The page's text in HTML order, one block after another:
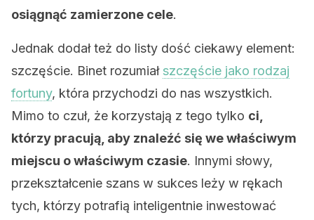
osiągnąć zamierzone cele.
Jednak dodał też do listy dość ciekawy element:
szczęście. Binet rozumiał szczęście jako rodzaj
fortuny, która przychodzi do nas wszystkich.
Mimo to czuł, że korzystają z tego tylko ci,
którzy pracują, aby znaleźć się we właściwym
miejscu o właściwym czasie. Innymi słowy,
przekształcenie szans w sukces leży w rękach
tych, którzy potrafią inteligentnie inwestować